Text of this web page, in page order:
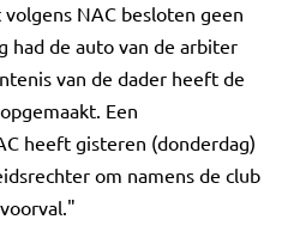
NAC besloten geen
had de auto van de arbiter
van de dader heeft de
Een
heeft gisteren (donderdag)
om namens de club